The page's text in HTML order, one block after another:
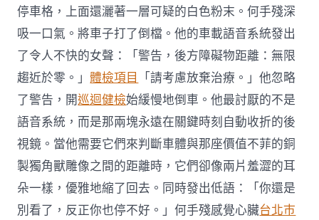
停車格，上面還灑著一層可疑的白色粉末。何手殘深
吸一口氣。將車子打了倒檔。他的車載語音系統發出
了令人不快的女聲：「警告，後方障礙物距離：無限
趨近於零。」體檢項目
「請考慮放棄治療。」他忽略
了警告，開巡迴健檢始緩慢地倒車。他最討厭的不是
語音系統，而是那兩塊永遠在關鍵時刻自動收折的後
視鏡。當他需要它們來判斷車體與那座價值不菲的銅
製獨角獸雕像之間的距離時，它們卻像兩片羞澀的耳
朵一樣，優雅地縮了回去。同時發出低語：「你還是
別看了，反正你也停不好。」何手殘感覺心臟台北巿